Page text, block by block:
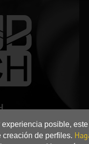
posible, este
de perfiles.
experimenta la
trabajo general.